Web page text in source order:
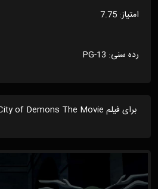
امتیاز: 7.75
رده سنی: PG-13